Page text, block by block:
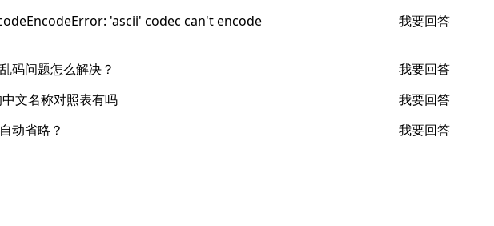
'ascii' codec can't encode
我要回答
码问题怎么解决？
我要回答
文名称对照表有吗
我要回答
动省略？
我要回答